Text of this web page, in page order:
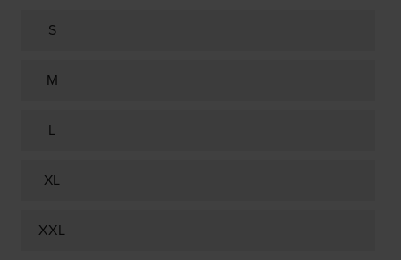
S
M
L
XL
XXL